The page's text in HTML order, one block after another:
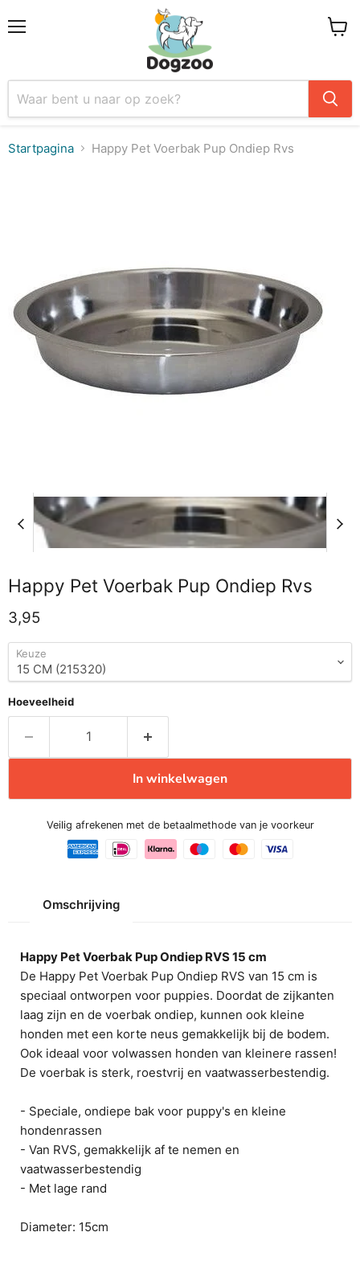
Startpagina Happy Pet Voerbak Pup Ondiep Rvs
Happy Pet Voerbak Pup Ondiep Rvs
Huidige prijs
3,95
Keuze
Hoeveelheid
In winkelwagen
Veilig afrekenen met de betaalmethode van je voorkeur
Omschrijving
Happy Pet Voerbak Pup Ondiep RVS 15 cm
De Happy Pet Voerbak Pup Ondiep RVS van 15 cm is
speciaal ontworpen voor puppies. Doordat de zijkanten
laag zijn en de voerbak ondiep, kunnen ook kleine
honden met een korte neus gemakkelijk bij de bodem.
Ook ideaal voor volwassen honden van kleinere rassen!
De voerbak is sterk, roestvrij en vaatwasserbestendig.
- Speciale, ondiepe bak voor puppy's en kleine
hondenrassen
- Van RVS, gemakkelijk af te nemen en
vaatwasserbestendig
- Met lage rand
Diameter: 15cm